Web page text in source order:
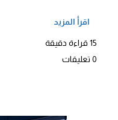
اقرأ المزيد
15 قراءة دقيقة
0 تعليقات